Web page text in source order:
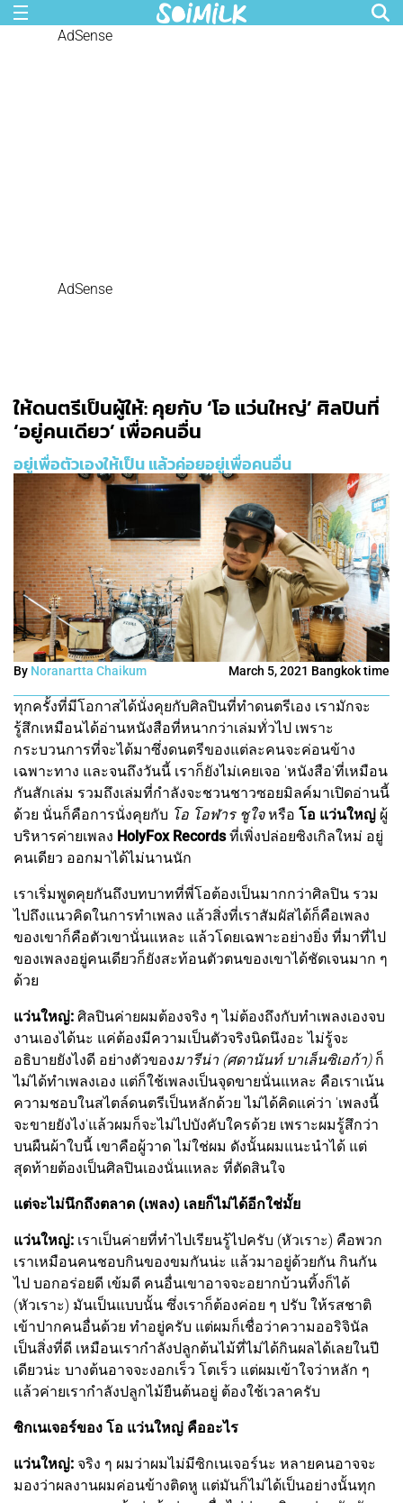
AdSense
AdSense
ให้ดนตรีเป็นผู้ให้: คุยกับ ‘โอ แว่นใหญ่’ ศิลปินที่
‘อยู่คนเดียว’ เพื่อคนอื่น
อยู่เพื่อตัวเองให้เป็น แล้วค่อยอยู่เพื่อคนอื่น
By Noranartta Chaikum March 5, 2021 Bangkok time
ทุกครั้งที่มีโอกาสได้นั่งคุยกับศิลปินที่ทำดนตรีเอง เรามักจะ
รู้สึกเหมือนได้อ่านหนังสือที่หนากว่าเล่มทั่วไป เพราะ
กระบวนการที่จะได้มาซึ่งดนตรีของแต่ละคนจะค่อนข้าง
เฉพาะทาง และจนถึงวันนี้ เราก็ยังไม่เคยเจอ 'หนังสือ'ที่เหมือน
กันสักเล่ม รวมถึงเล่มที่กำลังจะชวนชาวซอยมิลค์มาเปิดอ่านนี้
ด้วย นั่นก็คือการนั่งคุยกับ โอ โอฬาร ชูใจหรือ โอ แว่นใหญ่ ผู้
บริหารค่ายเพลง HolyFox Recordsที่เพิ่งปล่อยซิงเกิลใหม่ อยู่
คนเดียว ออกมาได้ไม่นานนัก
เราเริ่มพูดคุยกันถึงบทบาทที่พี่โอต้องเป็นมากกว่าศิลปิน รวม
ไปถึงแนวคิดในการทำเพลง แล้วสิ่งที่เราสัมผัสได้ก็คือเพลง
ของเขาก็คือตัวเขานั่นแหละ แล้วโดยเฉพาะอย่างยิ่ง ที่มาที่ไป
ของเพลงอยู่คนเดียวก็ยังสะท้อนตัวตนของเขาได้ชัดเจนมาก ๆ
ด้วย
แว่นใหญ่: ศิลปินค่ายผมต้องจริง ๆ ไม่ต้องถึงกับทำเพลงเองจบ
งานเองได้นะ แค่ต้องมีความเป็นตัวจริงนิดนึงอะ ไม่รู้จะ
อธิบายยังไงดี อย่างตัวของมารีน่า (ศดานันท์ บาเล็นซิเอก้า)ก็
ไม่ได้ทำเพลงเอง แต่ก็ใช้เพลงเป็นจุดขายนั่นแหละ คือเราเน้น
ความชอบในสไตล์ดนตรีเป็นหลักด้วย ไม่ได้คิดแค่ว่า 'เพลงนี้
จะขายยังไง'แล้วผมก็จะไม่ไปบังคับใครด้วย เพราะผมรู้สึกว่า
บนผืนผ้าใบนี้ เขาคือผู้วาด ไม่ใช่ผม ดังนั้นผมแนะนำได้ แต่
สุดท้ายต้องเป็นศิลปินเองนั่นแหละ ที่ตัดสินใจ
แต่จะไม่นึกถึงตลาด (เพลง) เลยก็ไม่ได้อีกใช่มั้ย
แว่นใหญ่: เราเป็นค่ายที่ทำไปเรียนรู้ไปครับ (หัวเราะ) คือพวก
เราเหมือนคนชอบกินของขมกันน่ะ แล้วมาอยู่ด้วยกัน กินกัน
ไป บอกอร่อยดี เข้มดี คนอื่นเขาอาจจะอยากบ้วนทิ้งก็ได้
(หัวเราะ) มันเป็นแบบนั้น ซึ่งเราก็ต้องค่อย ๆ ปรับ ให้รสชาติ
เข้าปากคนอื่นด้วย ทำอยู่ครับ แต่ผมก็เชื่อว่าความออริจินัล
เป็นสิ่งที่ดี เหมือนเรากำลังปลูกต้นไม้ที่ไม่ได้กินผลได้เลยในปี
เดียวน่ะ บางต้นอาจจะงอกเร็ว โตเร็ว แต่ผมเข้าใจว่าหลัก ๆ
แล้วค่ายเรากำลังปลูกไม้ยืนต้นอยู่ ต้องใช้เวลาครับ
ซิกเนเจอร์ของ โอ แว่นใหญ่ คืออะไร
แว่นใหญ่: จริง ๆ ผมว่าผมไม่มีซิกเนเจอร์นะ หลายคนอาจจะ
มองว่าผลงานผมค่อนข้างติดหู แต่มันก็ไม่ได้เป็นอย่างนั้นทุก